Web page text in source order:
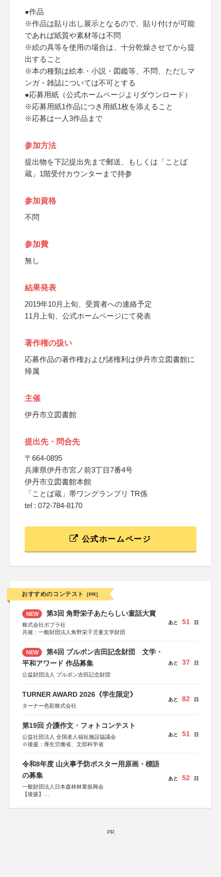
●作品
※作品は貼り出し展示となるので、貼り付けが可能
であれば紙質や素材等は不問
※絵の具等を使用の場合は、十分乾燥させてから提
出すること
※本の種類は絵本・小説・図鑑等、不問、ただしマ
ンガ・雑誌については不可とする
●応募用紙（公式ホームページよりダウンロード）
※応募用紙1作品につき用紙1枚を添えること
※応募は一人3作品まで
参加方法
提出物を下記提出先まで郵送、もしくは「ことば
蔵」1階受付カウンターまで持参
参加資格
不問
参加費
無し
結果発表
2019年10月上旬、受賞者への連絡予定
11月上旬、公式ホームページにて発表
著作権の扱い
応募作品の著作権および諸権利は伊丹市立図書館に
帰属
主催
伊丹市立図書館
提出先・問合先
〒664-0895
兵庫県伊丹市宮ノ前3丁目7番4号
伊丹市立図書館本館
「ことば蔵」帯ワングランプリ TR係
tel : 072-784-8170
公式ホームページ
おすすめのコンテスト [PR]
NEW 第3回 角野栄子あたらしい童話大賞
株式会社ポプラ社
共催：一般財団法人角野栄子児童文学財団
あと 51 日
NEW
第4回 ブルボン吉田記念財団 文学・
平和アワード 作品募集
公益財団法人 ブルボン吉田記念財団
あと 37 日
TURNER AWARD 2026《学生限定》
ターナー色彩株式会社
あと 82 日
第19回 介護作文・フォトコンテスト
公益社団法人 全国老人福祉施設協議会
※後援：厚生労働省、文部科学省
あと 51 日
令和8年度 山火事予防ポスター用原画・標語
の募集
一般財団法人日本森林林業振興会
【後援】
会、森林火災対策協会
あと 52 日
PR